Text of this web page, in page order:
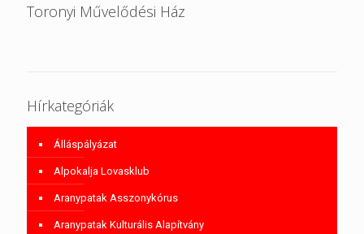
Toronyi Művelődési Ház
Hírkategóriák
Álláspályázat
Alpokalja Lovasklub
Aranypatak Asszonykórus
Aranypatak Kulturális Alapítvány